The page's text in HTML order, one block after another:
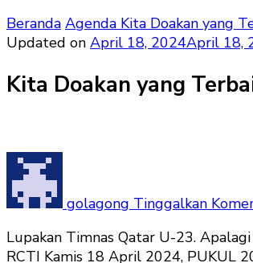
Beranda Agenda Kita Doakan yang
Updated on April 18, 2024April 18,
Kita Doakan yang
golagong Tinggalkan
Lupakan Timnas Qatar U-23.
RCTI Kamis 18 April 2024, PUKUL